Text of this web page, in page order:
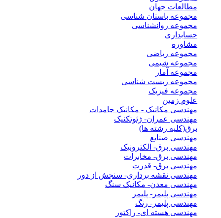
مطالعات جهان
مجموعه باستان شناسی
مجموعه روانشناسی
حسابداری
مشاوره
مجموعه ریاضی
مجموعه شیمی
مجموعه آمار
مجموعه زیست شناسی
مجموعه فیزیک
علوم زمین
مهندسی مکانیک - مکانیک جامدات
مهندسی عمران- ژئوتکنیک
برق(کلیه رشته ها)
مهندسی صنایع
مهندسی برق- الکترونیک
مهندسی برق- مخابرات
مهندسی برق- قدرت
مهندسی نقشه برداری- سنجش از دور
مهندسی معدن- مکانیک سنگ
مهندسی پلیمر- پلیمر
مهندسی پلیمر- رنگ
مهندسی هسته ای- راکتور